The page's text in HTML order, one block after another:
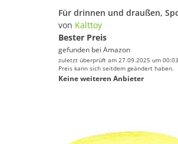
von Kalttoy
Bester Preis
gefunden bei Amazon
zuletzt überprüft am 27.09.2025 um
Preis kann sich seitdem geändert haben.
Keine weiteren Anbieter